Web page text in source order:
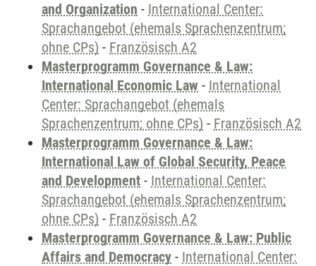
and Organization - International Center:
Sprachangebot (ehemals Sprachenzentrum;
ohne CPs) - Französisch A2
Masterprogramm Governance & Law:
International Economic Law - International
Center: Sprachangebot (ehemals
Sprachenzentrum; ohne CPs) - Französisch A2
Masterprogramm Governance & Law:
International Law of Global Security, Peace
and Development - International Center:
Sprachangebot (ehemals Sprachenzentrum;
ohne CPs) - Französisch A2
Masterprogramm Governance & Law: Public
Affairs and Democracy - International Center: